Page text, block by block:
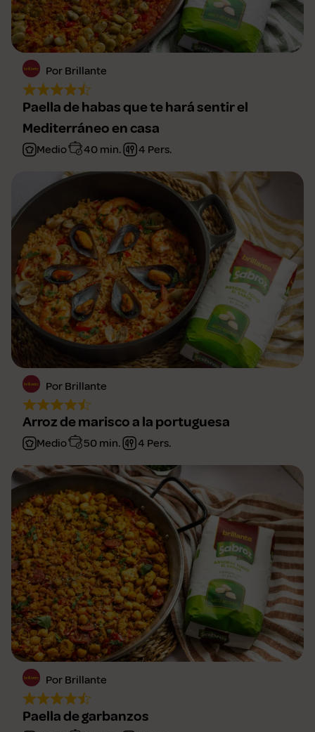
Por Brillante
Paella de habas que te hará sentir el
Mediterráneo en casa
Medio 40 min. 4 Pers.
Por Brillante
Arroz de marisco a la portuguesa
Medio 50 min. 4 Pers.
Por Brillante
Paella de garbanzos